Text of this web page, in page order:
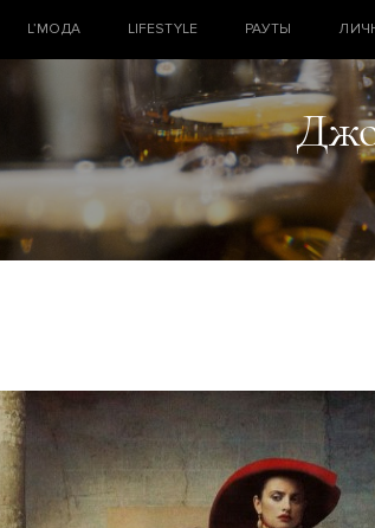
L’МОДА LIFESTYLE РАУТЫ